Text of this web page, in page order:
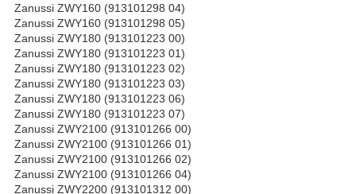
Zanussi ZWY160 (913101298 04)
Zanussi ZWY160 (913101298 05)
Zanussi ZWY180 (913101223 00)
Zanussi ZWY180 (913101223 01)
Zanussi ZWY180 (913101223 02)
Zanussi ZWY180 (913101223 03)
Zanussi ZWY180 (913101223 06)
Zanussi ZWY180 (913101223 07)
Zanussi ZWY2100 (913101266 00)
Zanussi ZWY2100 (913101266 01)
Zanussi ZWY2100 (913101266 02)
Zanussi ZWY2100 (913101266 04)
Zanussi ZWY2200 (913101312 00)